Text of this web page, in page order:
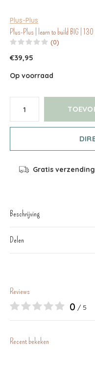
Plus-Plus
Plus-Plus | learn to build BIG |
(0)
€39,95
Op voorraad
Gratis verzending
Beschrijving
Delen
Reviews
0 / 5
Recent bekeken